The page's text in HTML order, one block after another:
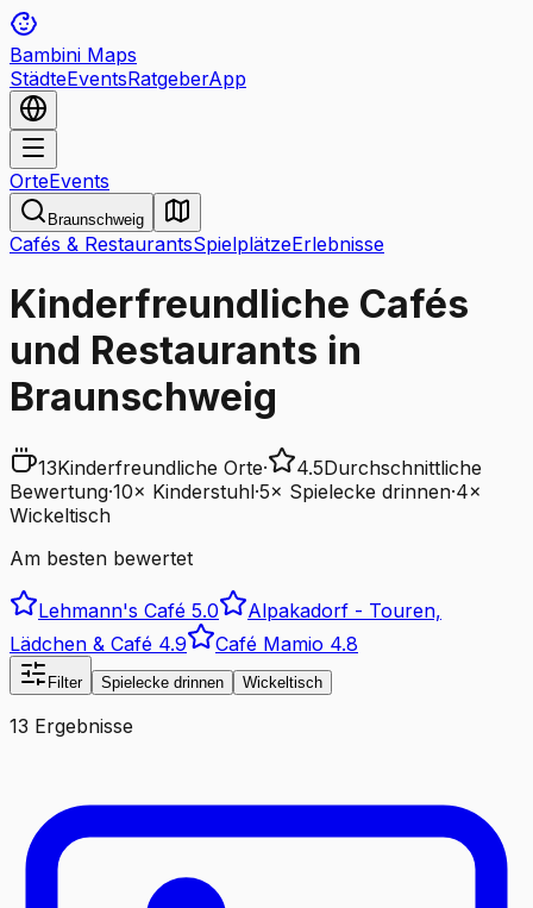
Bambini Maps
StädteEventsRatgeberApp
OrteEvents
Braunschweig
Cafés & RestaurantsSpielplätzeErlebnisse
Kinderfreundliche Cafés
und Restaurants in
Braunschweig
13Kinderfreundliche Orte· 4.5Durchschnittliche
Bewertung·10× Kinderstuhl·5× Spielecke drinnen·4×
Wickeltisch
Am besten bewertet
Lehmann's Café 5.0
Alpakadorf - Touren,
Lädchen & Café 4.9 Café Mamio 4.8
Filter Spielecke drinnen Wickeltisch
13 Ergebnisse